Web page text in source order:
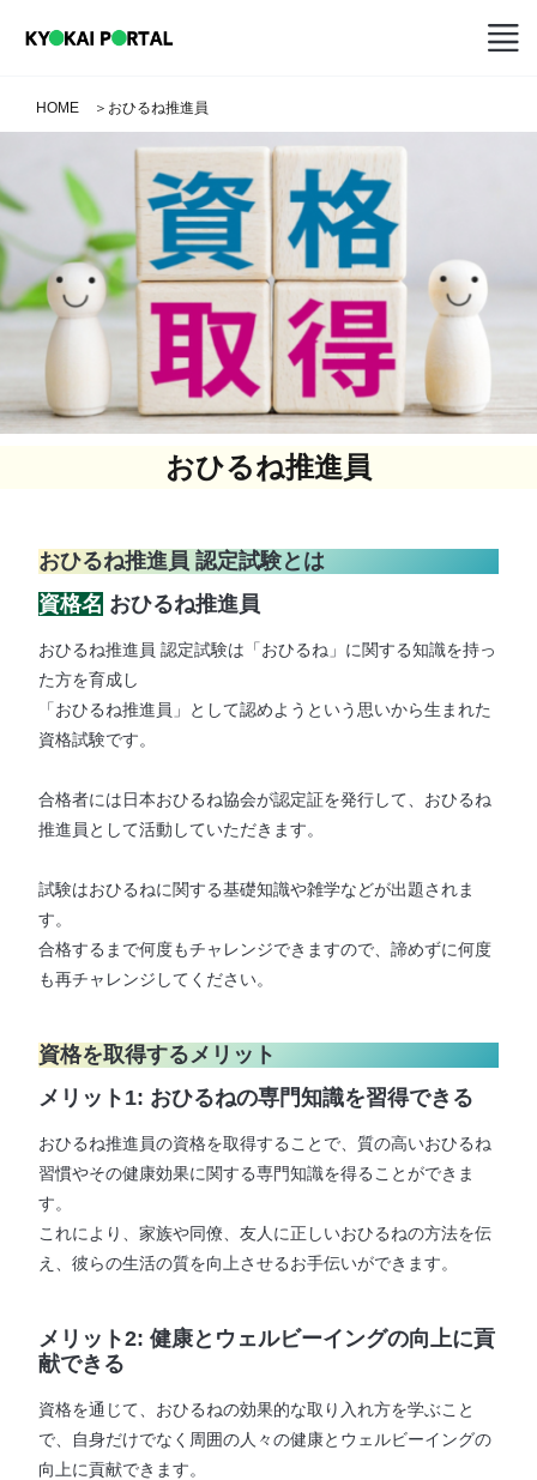
HOME ＞ おひるね推進員
おひるね推進員
おひるね推進員 認定試験とは
資格名 おひるね推進員
おひるね推進員 認定試験は「おひるね」に関する知識を持っ
た方を育成し
「おひるね推進員」として認めようという思いから生まれた
資格試験です。
合格者には日本おひるね協会が認定証を発行して、おひるね
推進員として活動していただきます。
試験はおひるねに関する基礎知識や雑学などが出題されま
す。
合格するまで何度もチャレンジできますので、諦めずに何度
も再チャレンジしてください。
資格を取得するメリット
メリット1: おひるねの専門知識を習得できる
おひるね推進員の資格を取得することで、質の高いおひるね
習慣やその健康効果に関する専門知識を得ることができま
す。
これにより、家族や同僚、友人に正しいおひるねの方法を伝
え、彼らの生活の質を向上させるお手伝いができます。
メリット2: 健康とウェルビーイングの向上に貢
献できる
資格を通じて、おひるねの効果的な取り入れ方を学ぶこと
で、自身だけでなく周囲の人々の健康とウェルビーイングの
向上に貢献できます。